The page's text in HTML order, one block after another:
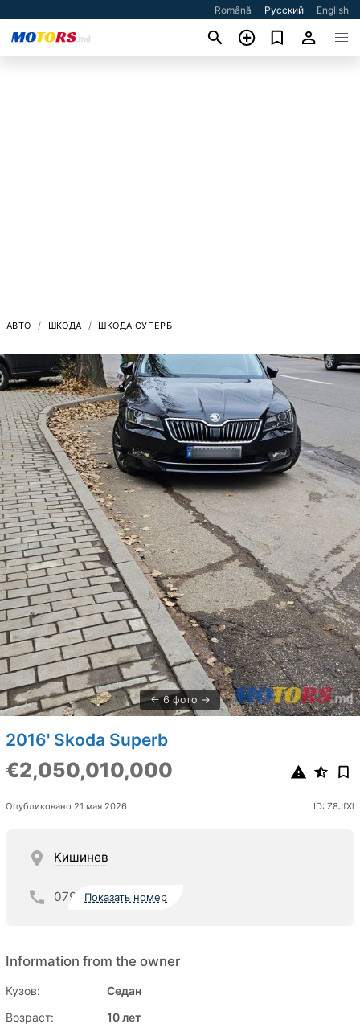
Română Русский English
АВТО ШКОДА ШКОДА СУПЕРБ
6 фото
2016' Skoda Superb
€2,050,010,000
Опубликовано 21 мая 2026 ID: Z8JfXl
Кишинев
079 Показать номер
Information from the owner
Кузов:
Седан
Возраст:
10 лет